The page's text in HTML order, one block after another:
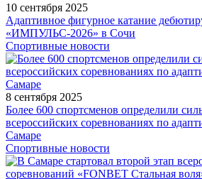
10 сентября 2025
Адаптивное фигурное катание
«ИМПУЛЬС-2026» в Сочи
Спортивные новости
8 сентября 2025
Более 600 спортсменов определили
всероссийских соревнованиях по
Самаре
Спортивные новости